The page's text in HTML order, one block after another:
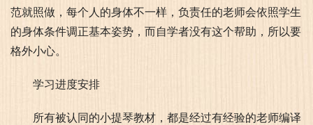
范就照做，每个人的身体不一样，负责任的老师会依照学生
的身体条件调正基本姿势，而自学者没有这个帮助，所以要
格外小心。
学习进度安排
所有被认同的小提琴教材，都是经过有经验的老师编译